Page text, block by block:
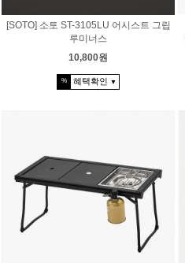
[SOTO] 소토 ST-3105LU 어시스트 그립
루미너스
10,800원
% 혜택확인 ▼